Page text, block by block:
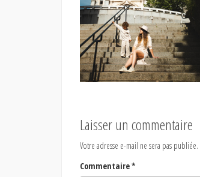
Laisser un commentaire
Votre adresse e-mail ne sera pas publiée.
Commentaire*